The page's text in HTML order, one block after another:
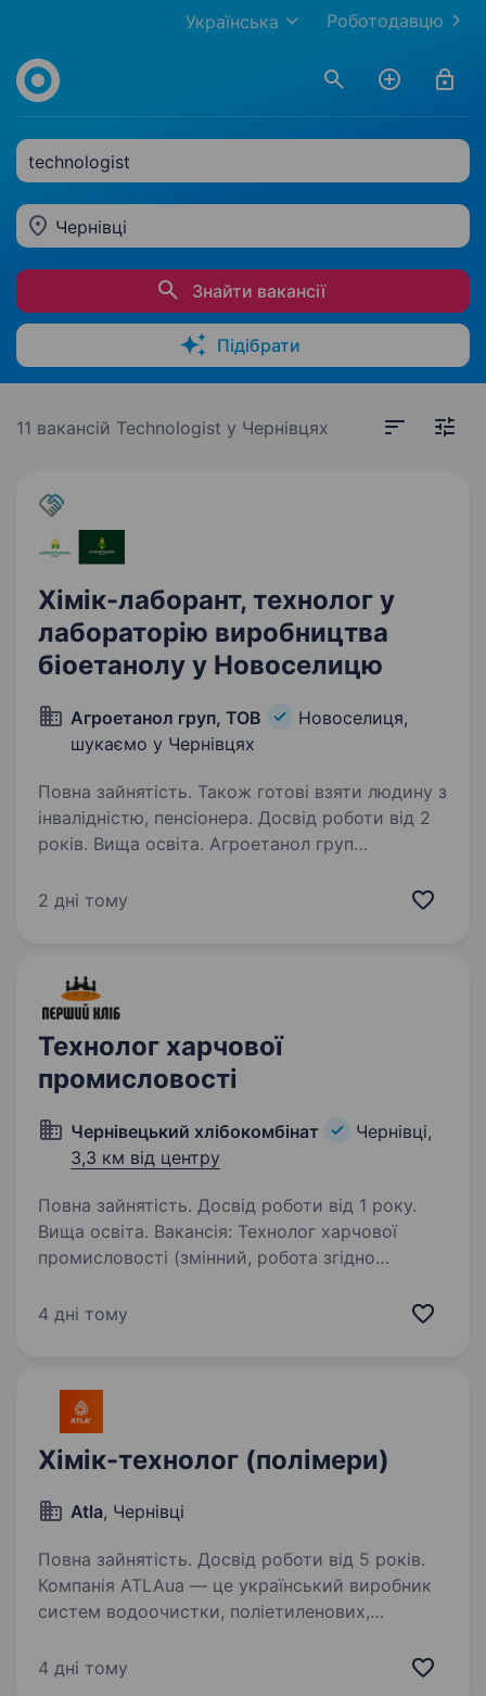
Роботодавцю
Українська
technologist
Чернівці
Знайти вакансії
Підібрати
11 вакансій Technologist у Чернівцях
Хімік-лаборант, технолог у
лабораторію виробництва
біоетанолу у Новоселицю
Агроетанол груп, ТОВ
Новоселиця,
шукаємо у Чернівцях
Повна зайнятість. Також готові взяти людину з
інвалідністю, пенсіонера. Досвід роботи від 2
років. Вища освіта. Агроетанол груп
відновлюваної енергетики, виробляючи
хіміка-лаборанта, технолога у лабораторію…
2 дні тому
Технолог харчової
промисловості
Чернівецький хлібокомбінат
Чернівці,
3,3 км від центру
Повна зайнятість. Досвід роботи від 1 року.
Вища освіта. Вакансія: Технолог харчової
промисловості (змінний, робота згідно
сутки через 3) Місце роботи: м.Чернівці, ТОВ
4 дні тому
Хімік-технолог (полімери)
Atla, Чернівці
Повна зайнятість. Досвід роботи від 5 років.
Компанія ATLAua — це український виробник
систем водоочистки, поліетиленових,
поліпропіленових фітингів, гідроакумуляторів
4 дні тому